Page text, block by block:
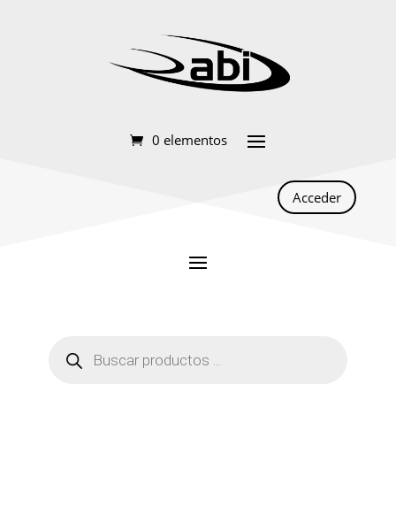
0 elementos
Acceder
productos